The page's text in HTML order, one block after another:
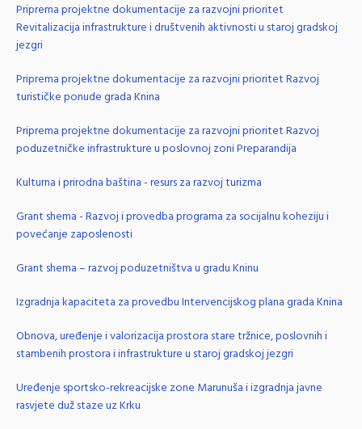
Priprema projektne dokumentacije za razvojni prioritet
Revitalizacija infrastrukture i društvenih aktivnosti u staroj gradskoj
jezgri
Priprema projektne dokumentacije za razvojni prioritet Razvoj
turističke ponude grada Knina
Priprema projektne dokumentacije za razvojni prioritet Razvoj
poduzetničke infrastrukture u poslovnoj zoni Preparandija
Kulturna i prirodna baština - resurs za razvoj turizma
Grant shema - Razvoj i provedba programa za socijalnu koheziju i
povećanje zaposlenosti
Grant shema – razvoj poduzetništva u gradu Kninu
Izgradnja kapaciteta za provedbu Intervencijskog plana grada Knina
Obnova, uređenje i valorizacija prostora stare tržnice, poslovnih i
stambenih prostora i infrastrukture u staroj gradskoj jezgri
Uređenje sportsko-rekreacijske zone Marunuša i izgradnja javne
rasvjete duž staze uz Krku